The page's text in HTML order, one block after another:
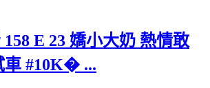
E 23 嬌小大奶 熱情敢
車 #10K� ...